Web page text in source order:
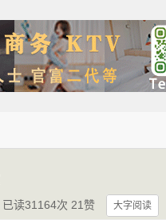
已读31164次 21赞 大字阅读